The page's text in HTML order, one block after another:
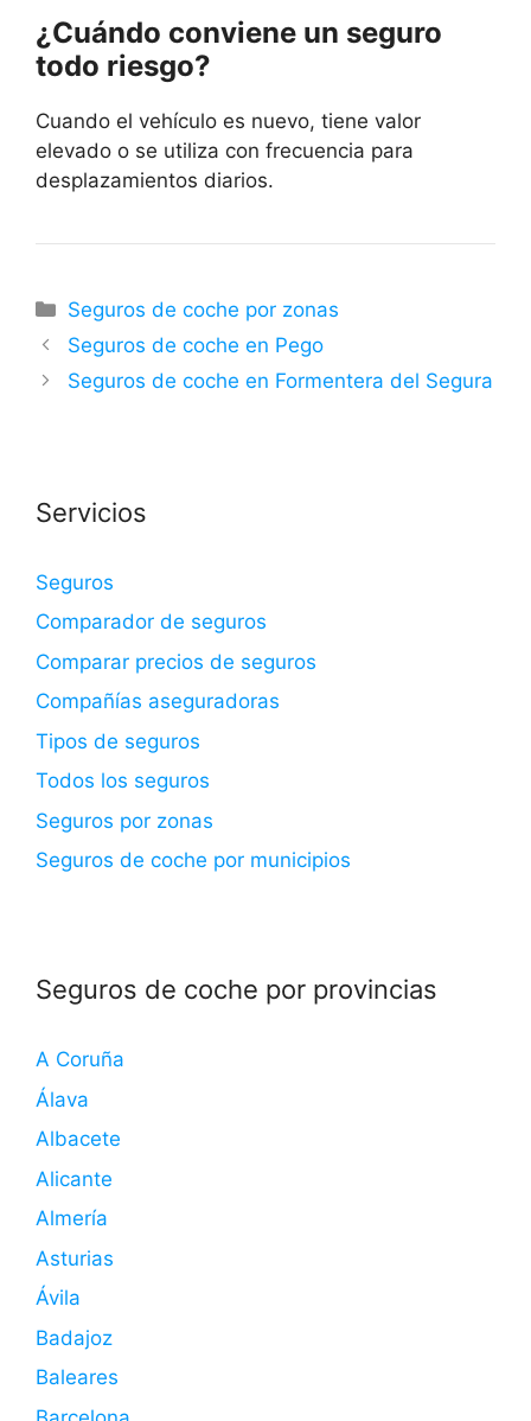
¿Cuándo conviene un seguro
todo riesgo?
Cuando el vehículo es nuevo, tiene valor
elevado o se utiliza con frecuencia para
desplazamientos diarios.
Categorías
Seguros de coche por zonas
Seguros de coche en Pego
Seguros de coche en Formentera del Segura
Servicios
Seguros
Comparador de seguros
Comparar precios de seguros
Compañías aseguradoras
Tipos de seguros
Todos los seguros
Seguros por zonas
Seguros de coche por municipios
Seguros de coche por provincias
A Coruña
Álava
Albacete
Alicante
Almería
Asturias
Ávila
Badajoz
Baleares